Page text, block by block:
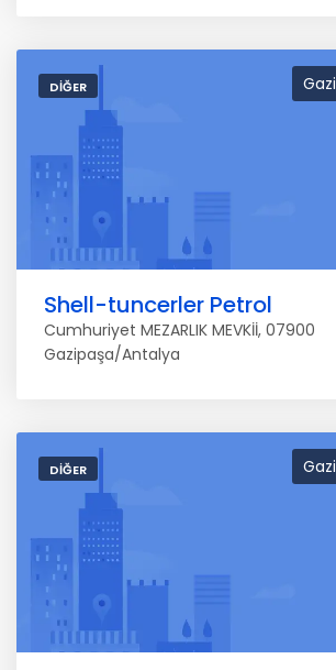
DIĞER
Shell-tuncerler Petrol
Cumhuriyet MEZARLIK MEVKİİ, 07900
Gazipaşa/Antalya
DIĞER